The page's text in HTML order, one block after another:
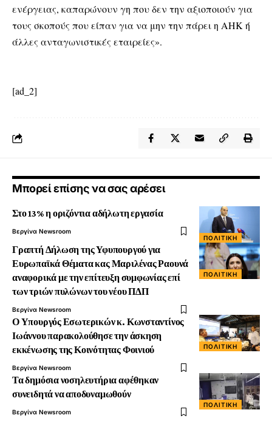
ενέργειας, καπαρώνουν γη που δεν την αξιοποιούν για
τους σκοπούς που είπαν για να μην την πάρει η ΑΗΚ ή
άλλες ανταγωνιστικές εταιρείες».
[ad_2]
Μπορεί επίσης να σας αρέσει
ΠΟΛΙΤΙΚΉ
Στο 13% η οριζόντια αδήλωτη εργασία
Βεργίνα Newsroom
ΠΟΛΙΤΙΚΉ
Γραπτή Δήλωση της Υφυπουργού για
Ευρωπαϊκά Θέματα κας Μαριλένας Ραουνά
αναφορικά με την επίτευξη συμφωνίας επί
των τριών πυλώνων του νέου ΠΔΠ
Βεργίνα Newsroom
ΠΟΛΙΤΙΚΉ
Ο Υπουργός Εσωτερικών κ. Κωνσταντίνος
Ιωάννου παρακολούθησε την άσκηση
εκκένωσης της Κοινότητας Φοινιού
Βεργίνα Newsroom
ΠΟΛΙΤΙΚΉ
Τα δημόσια νοσηλευτήρια αφέθηκαν
συνειδητά να αποδυναμωθούν
Βεργίνα Newsroom